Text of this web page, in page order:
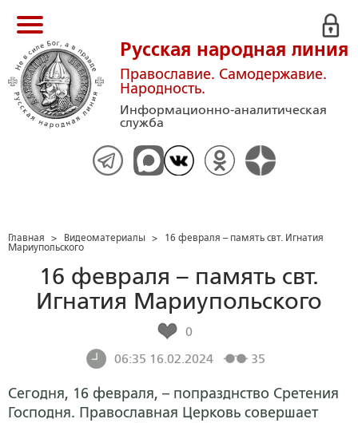
Русская народная линия
Православие. Самодержавие.
Народность.
Информационно-аналитическая
служба
Главная > Видеоматериалы > 16 февраля – память свт. Игнатия
Мариупольского
16 февраля – память свт.
Игнатия Мариупольского
0
06:35 16.02.2024
35
Сегодня, 16 февраля, – попразднство Сретения
Господня. Православная Церковь совершает